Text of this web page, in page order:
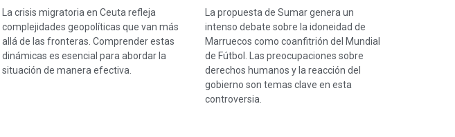
La crisis migratoria en Ceuta refleja
complejidades geopolíticas que van más
allá de las fronteras. Comprender estas
dinámicas es esencial para abordar la
situación de manera efectiva.
La propuesta de Sumar genera un
intenso debate sobre la idoneidad de
Marruecos como coanfitrión del Mundial
de Fútbol. Las preocupaciones sobre
derechos humanos y la reacción del
gobierno son temas clave en esta
controversia.